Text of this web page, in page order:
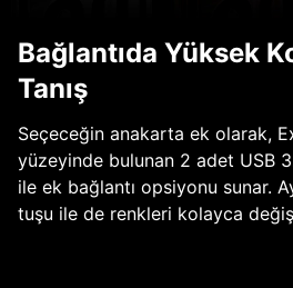
Bağlantıda Yüksek
Tanış
Seçeceğin anakarta ek olarak,
yüzeyinde bulunan 2 adet USB
ile ek bağlantı opsiyonu sunar.
tuşu ile de renkleri kolayca